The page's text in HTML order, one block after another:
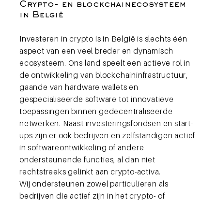
Crypto- en blockchainecosysteem
in België
Investeren in crypto is in België is slechts één
aspect van een veel breder en dynamisch
ecosysteem. Ons land speelt een actieve rol in
de ontwikkeling van blockchaininfrastructuur,
gaande van hardware wallets en
gespecialiseerde software tot innovatieve
toepassingen binnen gedecentraliseerde
netwerken. Naast investeringsfondsen en start-
ups zijn er ook bedrijven en zelfstandigen actief
in softwareontwikkeling of andere
ondersteunende functies, al dan niet
rechtstreeks gelinkt aan crypto-activa.
Wij ondersteunen zowel particulieren als
bedrijven die actief zijn in het crypto- of